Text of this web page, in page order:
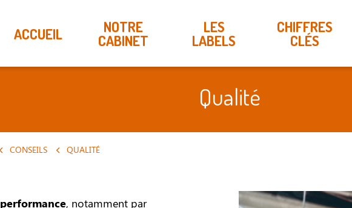
ACCUEIL NOTRE
CABINET
LES
LABELS
CHIFFRES
CLÉS
Qualité
CONSEILS QUALITÉ
performance, notamment par